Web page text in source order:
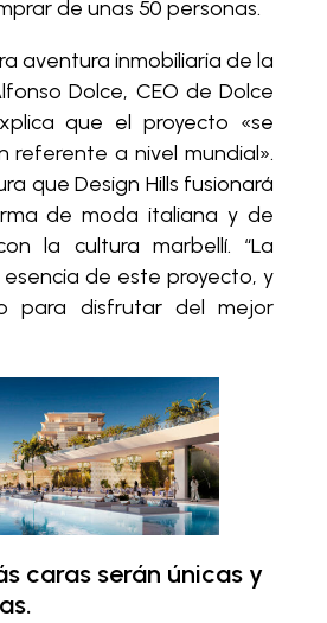
de unas 50 personas.
aventura inmobiliaria de la
Dolce, CEO de Dolce
que el proyecto «se
referente a nivel mundial».
que Design Hills fusionará
de moda italiana y de
la cultura marbellí. “La
de este proyecto, y
para disfrutar del mejor
caras serán únicas y